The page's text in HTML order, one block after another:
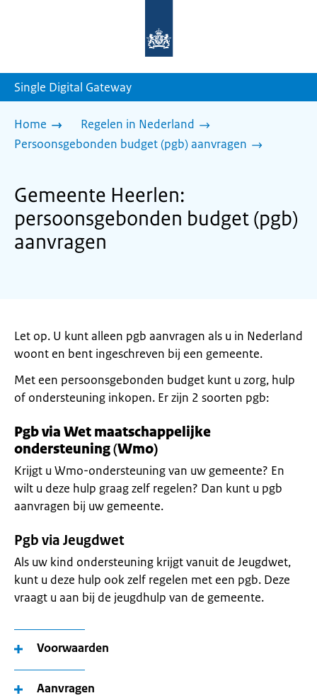
homepage
Single Digital Gateway
Home
Regelen in Nederland
Persoonsgebonden budget (pgb) aanvragen
Gemeente Heerlen:
persoonsgebonden budget (pgb)
aanvragen
Let op. U kunt alleen pgb aanvragen als u in Nederland
woont en bent ingeschreven bij een gemeente.
Met een persoonsgebonden budget kunt u zorg, hulp
of ondersteuning inkopen. Er zijn 2 soorten pgb:
Pgb via Wet maatschappelijke
ondersteuning(Wmo)
Krijgt u Wmo-ondersteuning van uw gemeente? En
wilt u deze hulp graag zelf regelen? Dan kunt u pgb
aanvragen bij uw gemeente.
Pgb via Jeugdwet
Als uw kind ondersteuning krijgt vanuit de Jeugdwet,
kunt u deze hulp ook zelf regelen met een pgb. Deze
vraagt u aan bij de jeugdhulp van de gemeente.
Voorwaarden
Aanvragen